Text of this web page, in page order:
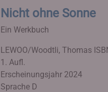
Nicht ohne Sonne
Ein Werkbuch
LEWOO/Woodtli, Thomas
1. Aufl.
Erscheinungsjahr 2024
Sprache D